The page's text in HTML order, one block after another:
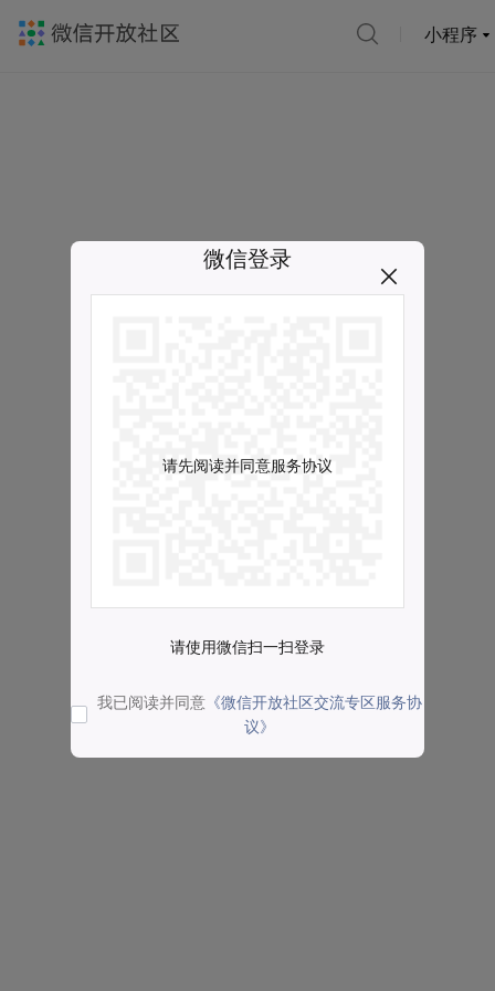
小程序
微信登录
请先阅读并同意服务协议
请使用微信扫一扫登录
我已阅读并同意 《微信开放社区交流专区服务协
议》